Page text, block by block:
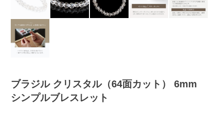
ブラジル クリスタル（64面カット） 6mm
シンプルブレスレット